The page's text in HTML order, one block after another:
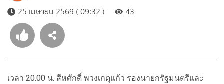
25 เมษายน 2569 ( 09:32 )
43
เวลา 20.00 น. สีหศักดิ์ พวงเกตุแก้ว รองนายกรัฐมนตรีและ